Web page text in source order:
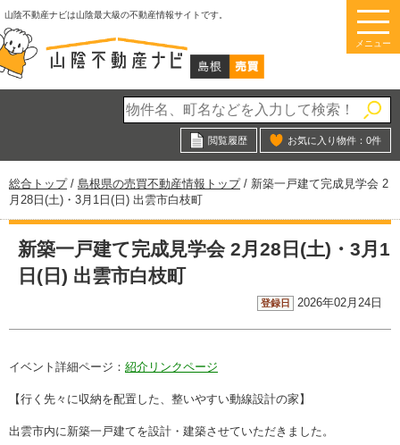
このページの本文へ
山陰不動産ナビは山陰最大級の不動産情報サイトです。
メニュー
閲覧履歴 お気に入り物件： 0件
現
在
の
置：
総合トップ/ 島根県の売買不動産情報トップ/ 新築一戸建て完成見学会 2
月28日(土)・3月1日(日) 出雲市白枝町
新築一戸建て完成見学会 2月28日(土)・3月1
日(日) 出雲市白枝町
登録日 2026年02月24日
イベント詳細ページ： 紹介リンクページ
【行く先々に収納を配置した、整いやすい動線設計の家】
出雲市内に新築一戸建てを設計・建築させていただきました。